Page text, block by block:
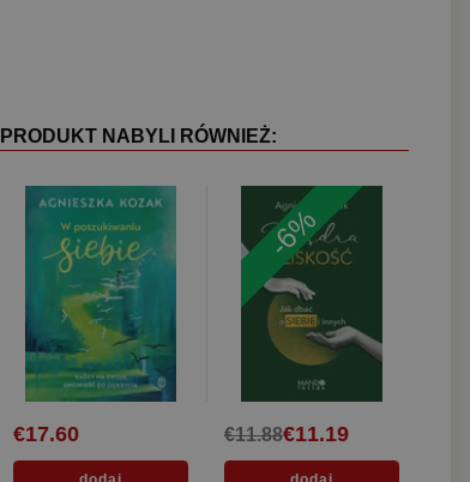
NABYLI RÓWNIEŻ:
€17.60
-6%
€11.19
€11.88